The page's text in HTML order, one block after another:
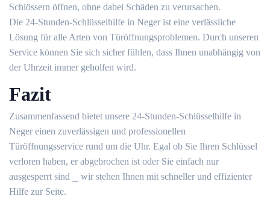
Schlössern öffnen, ohne dabei Schäden zu verursachen.​
Die 24-Stunden-Schlüsselhilfe in Neger ist eine verlässliche
Lösung für alle Arten von Türöffnungsproblemen.​ Durch unseren
Service können Sie sich sicher fühlen, dass Ihnen unabhängig von
der Uhrzeit immer geholfen wird.​
Fazit
Zusammenfassend bietet unsere 24-Stunden-Schlüsselhilfe in
Neger einen zuverlässigen und professionellen
Türöffnungsservice rund um die Uhr.​ Egal ob Sie Ihren Schlüssel
verloren haben, er abgebrochen ist oder Sie einfach nur
ausgesperrt sind ⎯ wir stehen Ihnen mit schneller und effizienter
Hilfe zur Seite.​